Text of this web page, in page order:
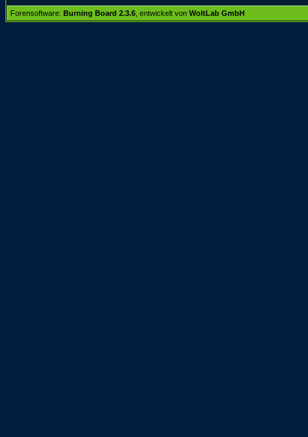
Forensoftware: Burning Board 2.3.6 , entwickelt von WoltLab GmbH